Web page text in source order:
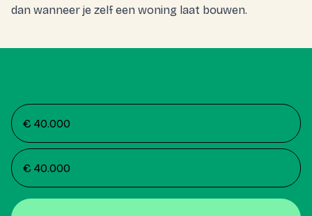
dan wanneer je zelf een woning laat bouwen.